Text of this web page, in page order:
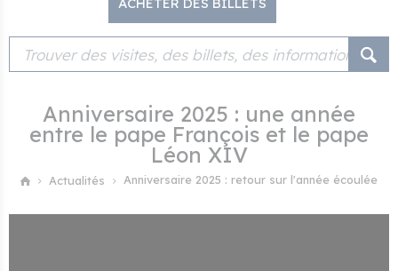
Anniversaire 2025 : une année
entre le pape François et le pape
Léon XIV
Actualités Anniversaire 2025 : retour sur l'année écoulée